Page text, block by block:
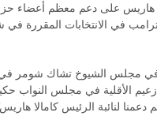
على دعم معظم أعضاء
في الانتخابات المقررة في
في مجلس الشيوخ تشاك شومر
الأقلية في مجلس النواب
دعمنا لنائبة الرئيس كامالا